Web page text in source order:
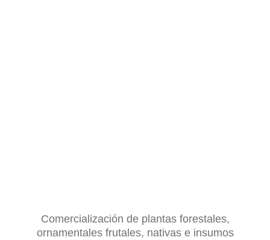
Comercialización de plantas forestales,
ornamentales frutales, nativas e insumos